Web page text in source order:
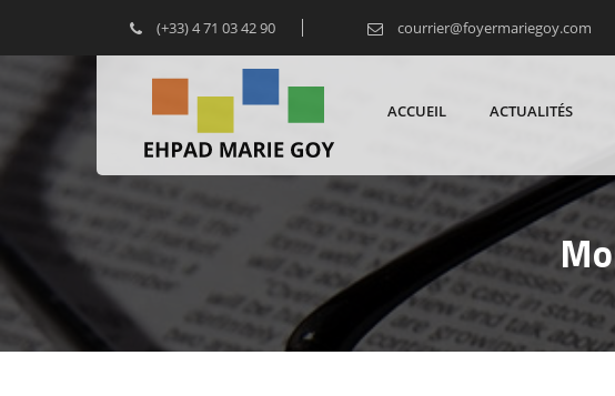
(+33) 4 71 03 42 90 courrier@foyermariegoy.com
ACCUEIL ACTUALITÉS